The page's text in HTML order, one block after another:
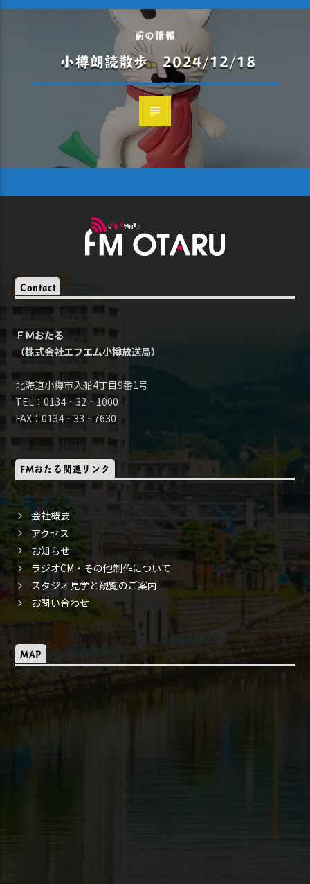
前の情報
小樽朗読散歩 2024/12/18
Contact
ＦＭおたる
（株式会社エフエム小樽放送局）
北海道小樽市入船4丁目9番1号
TEL：0134‐32‐1000
FAX：0134‐33‐7630
FMおたる関連リンク
会社概要
アクセス
お知らせ
ラジオCM・その他制作について
スタジオ見学と観覧のご案内
お問い合わせ
MAP